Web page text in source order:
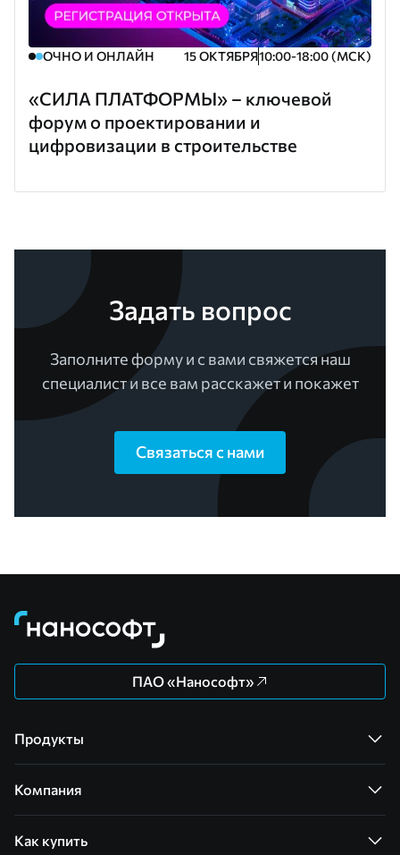
ОЧНО И ОНЛАЙН 15 ОКТЯБРЯ10:00-18:00 (МСК)
«СИЛА ПЛАТФОРМЫ» – ключевой
форум о проектировании и
цифровизации в строительстве
Задать вопрос
Заполните форму и с вами свяжется наш
специалист и все вам расскажет и покажет
Связаться с нами
ПАО «Нанософт»
Продукты
Компания
Как купить